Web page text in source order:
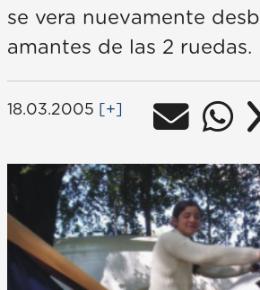
se vera nuevamente
amantes de las 2 ruedas.
18.03.2005 [+]